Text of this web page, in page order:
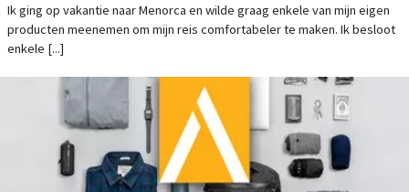
Ik ging op vakantie naar Menorca en wilde graag enkele van mijn eigen
producten meenemen om mijn reis comfortabeler te maken. Ik besloot
enkele [...]